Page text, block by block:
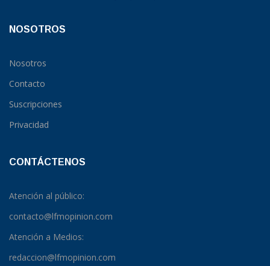
NOSOTROS
Nosotros
Contacto
Suscripciones
Privacidad
CONTÁCTENOS
Atención al público:
contacto@lfmopinion.com
Atención a Medios:
redaccion@lfmopinion.com